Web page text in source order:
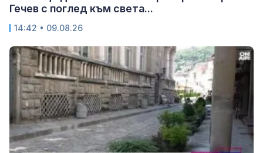
Гечев с поглед към света...
14:42 • 09.08.26